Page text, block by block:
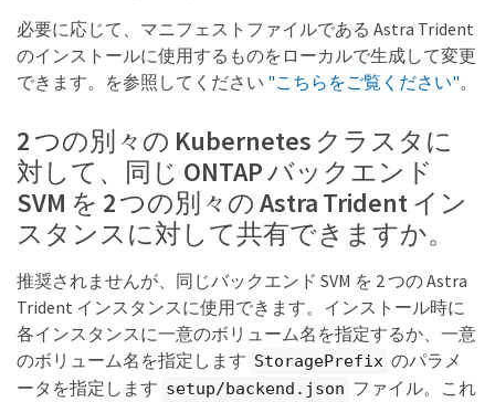
必要に応じて、マニフェストファイルである Astra Trident
のインストールに使用するものをローカルで生成して変更
できます。を参照してください "こちらをご覧ください"。
2 つの別々の Kubernetes クラスタに
対して、同じ ONTAP バックエンド
SVM を 2 つの別々の Astra Trident イン
スタンスに対して共有できますか。
推奨されませんが、同じバックエンド SVM を 2 つの Astra
Trident インスタンスに使用できます。インストール時に
各インスタンスに一意のボリューム名を指定するか、一意
のボリューム名を指定します StoragePrefix のパラメ
ータを指定します setup/backend.json ファイル。これ